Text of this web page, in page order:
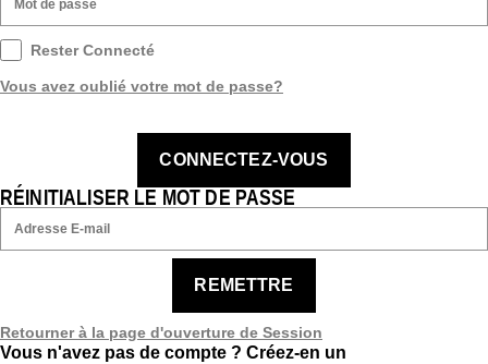
Rester Connecté
Vous avez oublié votre mot de passe?
CONNECTEZ-VOUS
RÉINITIALISER LE MOT DE PASSE
REMETTRE
Retourner à la page d'ouverture de Session
Vous n'avez pas de compte ? Créez-en un